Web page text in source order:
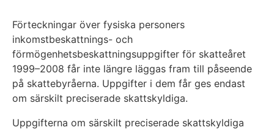
Förteckningar över fysiska personers
inkomstbeskattnings- och
förmögenhetsbeskattningsuppgifter för skatteåret
1999–2008 får inte längre läggas fram till påseende
på skattebyråerna. Uppgifter i dem får ges endast
om särskilt preciserade skattskyldiga.
Uppgifterna om särskilt preciserade skattskyldiga